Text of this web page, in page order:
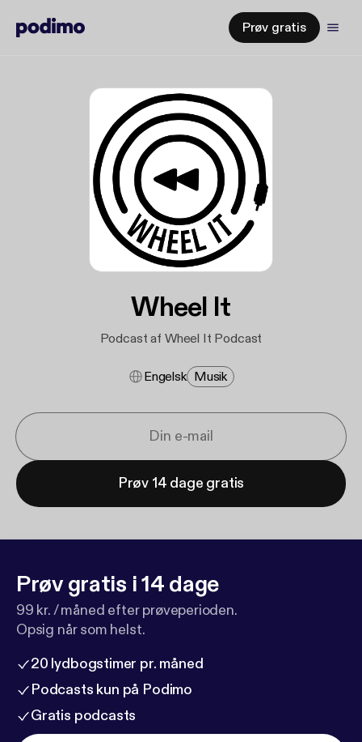
Prøv gratis
Wheel It
Podcast af Wheel It Podcast
Engelsk Musik
Prøv 14 dage gratis
Prøv gratis i 14 dage
99 kr. / måned efter prøveperioden.
Opsig når som helst.
20 lydbogstimer pr. måned
Podcasts kun på Podimo
Gratis podcasts